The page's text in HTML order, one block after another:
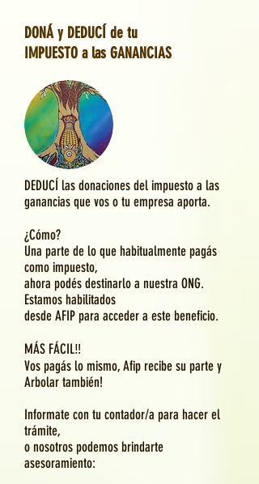
DONÁ y DEDUCÍ de tu
IMPUESTO a las GANANCIAS
DEDUCÍ las donaciones del impuesto a las
ganancias que vos o tu empresa aporta.
¿Cómo?
Una parte de lo que habitualmente pagás
como impuesto,
ahora podés destinarlo a nuestra ONG.
Estamos habilitados
desde AFIP para acceder a este beneficio.
MÁS FÁCIL‼
Vos pagás lo mismo, Afip recibe su parte y
Arbolar también!
Informate con tu contador/a para hacer el
trámite,
o nosotros podemos brindarte
asesoramiento: